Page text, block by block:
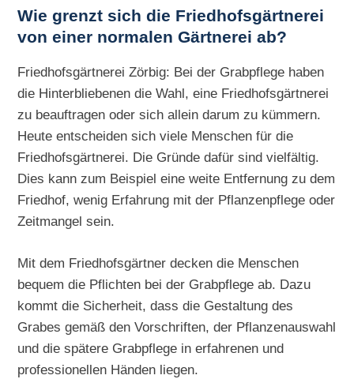
Wie grenzt sich die Friedhofsgärtnerei
von einer normalen Gärtnerei ab?
Friedhofsgärtnerei Zörbig: Bei der Grabpflege haben
die Hinterbliebenen die Wahl, eine Friedhofsgärtnerei
zu beauftragen oder sich allein darum zu kümmern.
Heute entscheiden sich viele Menschen für die
Friedhofsgärtnerei. Die Gründe dafür sind vielfältig.
Dies kann zum Beispiel eine weite Entfernung zu dem
Friedhof, wenig Erfahrung mit der Pflanzenpflege oder
Zeitmangel sein.
Mit dem Friedhofsgärtner decken die Menschen
bequem die Pflichten bei der Grabpflege ab. Dazu
kommt die Sicherheit, dass die Gestaltung des
Grabes gemäß den Vorschriften, der Pflanzenauswahl
und die spätere Grabpflege in erfahrenen und
professionellen Händen liegen.